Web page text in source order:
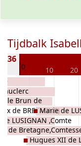
Tijdbalk
0 10 20
régent
comte
(1221-
le Brun de
,Comte de la
de BRETAGNE)
et comtesse de
LUSIGNAN ,Comte
Comte de la
de
d'Angoulème,Hugues XII de
Marie de